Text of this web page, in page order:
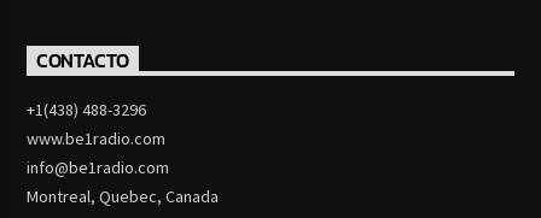
CONTACTO
+1(438) 488-3296
www.be1radio.com
info@be1radio.com
Montreal, Quebec, Canada